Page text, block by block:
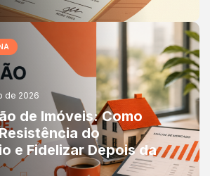
de 2026
de Imóveis: Como
do
e Fidelizar Depois da